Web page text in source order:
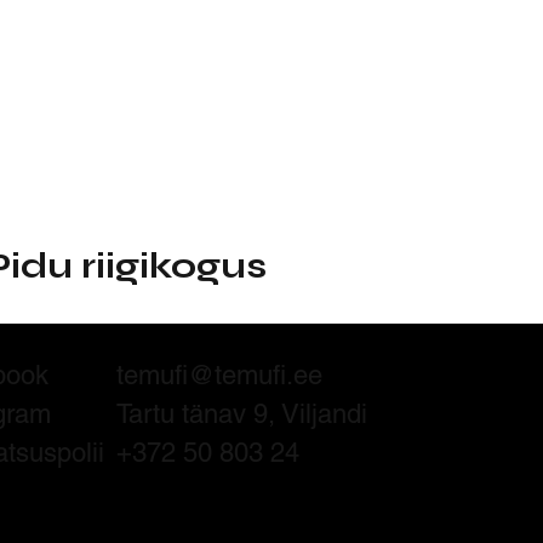
riigikogus
temufi@temufi.ee
Tartu tänav 9, Viljandi
+372 50 803 24